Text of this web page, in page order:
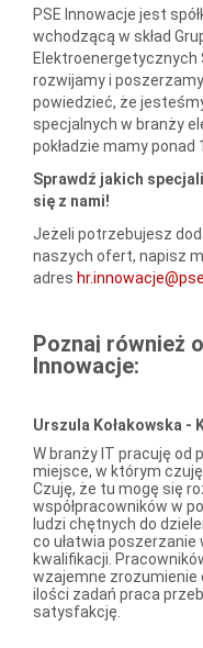
PSE Innowacje jest
wchodzącą w skład
Elektroenergetycznych
rozwijamy i
powiedzieć, że
specjalnych w branży
pokładzie mamy
Sprawdź jakich
się z nami!
Jeżeli potrzebujesz
naszych ofert, napisz
adres
Poznaj również
Innowacje:
Urszula Kołakowska -
W branży IT pracuję od
miejsce, w którym
Czuję, że tu mogę się
współpracowników w
ludzi chętnych do
co ułatwia
kwalifikacji.
wzajemne zrozumienie
ilości zadań praca
satysfakcję.